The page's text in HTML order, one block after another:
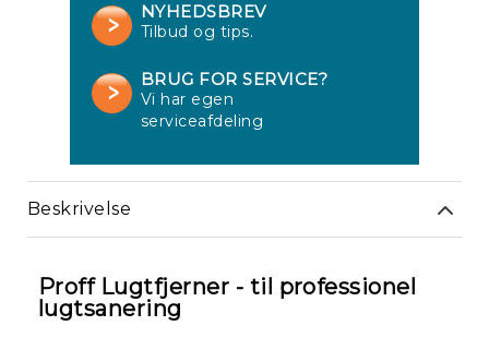
NYHEDSBREV
Tilbud og tips.
BRUG FOR SERVICE?
Vi har egen
serviceafdeling
Beskrivelse
Proff Lugtfjerner - til professionel
lugtsanering